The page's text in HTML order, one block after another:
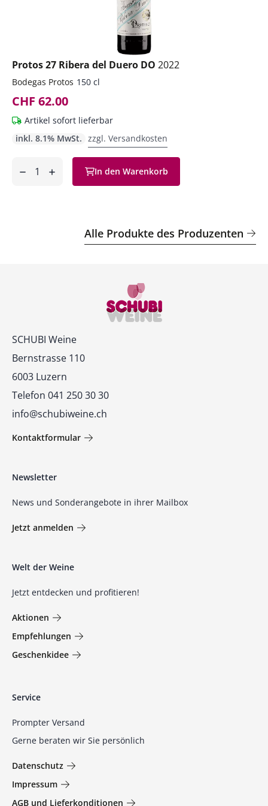
Protos 27 Ribera del Duero DO 2022
Bodegas Protos 150 cl
CHF 62.00
Artikel sofort lieferbar
inkl. 8.1% MwSt. zzgl. Versandkosten
In den Warenkorb
Alle Produkte des Produzenten
Kontakt
SCHUBI Weine
Bernstrasse 110
6003 Luzern
Telefon 041 250 30 30
info@schubiweine.ch
Kontaktformular
Newsletter
News und Sonderangebote in ihrer Mailbox
Jetzt anmelden
Welt der Weine
Jetzt entdecken und profitieren!
Aktionen
Empfehlungen
Geschenkidee
Service
Prompter Versand
Gerne beraten wir Sie persönlich
Datenschutz
Impressum
AGB und Lieferkonditionen